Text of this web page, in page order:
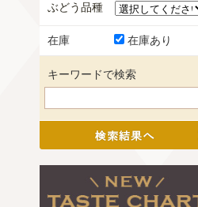
ぶどう品種
在庫 在庫あり
キーワードで検索